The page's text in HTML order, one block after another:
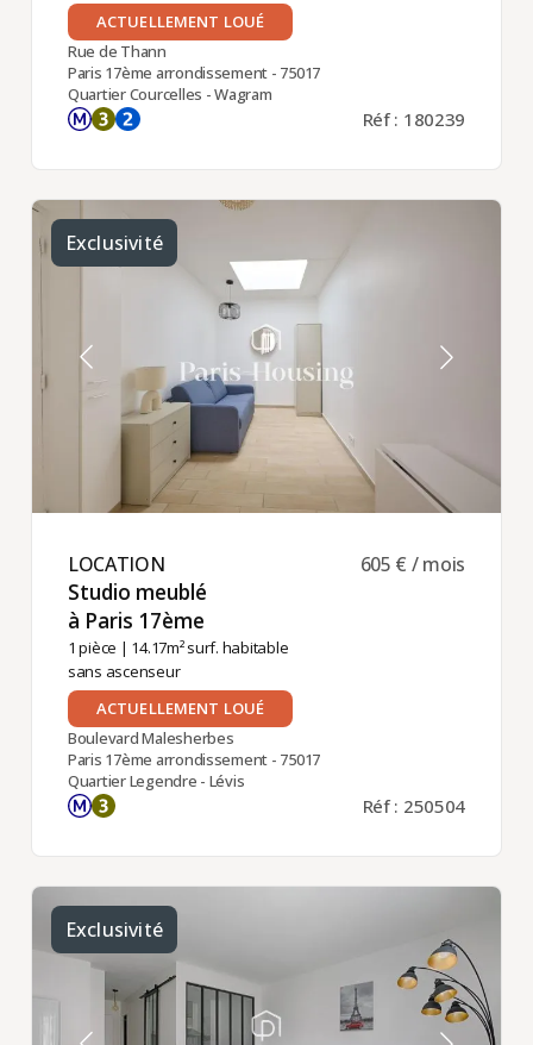
ACTUELLEMENT LOUÉ
Rue de Thann
Paris 17ème arrondissement - 75017
Quartier Courcelles - Wagram
Réf : 180239
Exclusivité
LOCATION ​
Studio meublé
à Paris 17ème ​
1 pièce | 14.17m² surf. habitable
sans ascenseur
605 € / mois
ACTUELLEMENT LOUÉ
Boulevard Malesherbes
Paris 17ème arrondissement - 75017
Quartier Legendre - Lévis
Réf : 250504
Exclusivité